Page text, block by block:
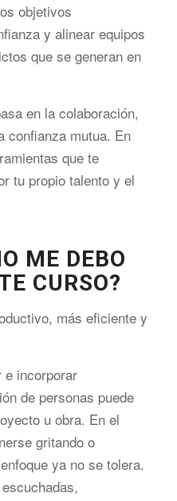
objetivos
y alinear equipos
que se generan en
en la colaboración,
confianza mutua. En
que te
tu propio talento y el
ME DEBO
CURSO?
más eficiente y
e incorporar
de personas puede
u obra. En el
gritando o
ya no se tolera.